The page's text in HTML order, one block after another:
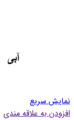
نمایش سریع
افزودن به علاقه مندی